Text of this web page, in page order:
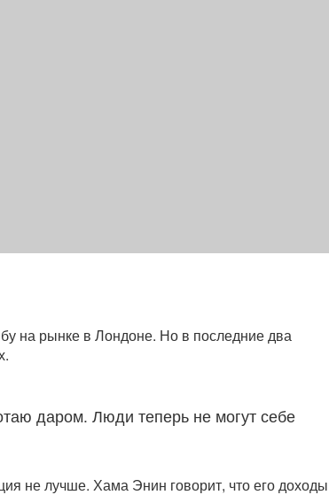
на рынке в Лондоне. Но в последние два
даром. Люди теперь не могут себе
не лучше. Хама Энин говорит, что его доходы